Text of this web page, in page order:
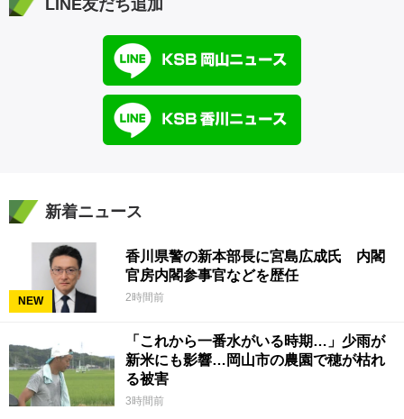
LINE友だち追加
新着ニュース
NEW
香川県警の新本部長に宮島広成氏 内閣
官房内閣参事官などを歴任
2時間前
「これから一番水がいる時期…」少雨が
新米にも影響…岡山市の農園で穂が枯れ
る被害
3時間前